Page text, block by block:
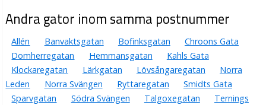
Andra gator inom samma postnummer
Allén Banvaktsgatan Bofinksgatan
Chroons Gata
Domherregatan
Hemmansgatan
Kahls Gata
Klockaregatan
Lärkgatan Lövsångaregatan
Norra
Leden
Norra Svängen Ryttaregatan
Smidts Gata
Sparvgatan
Södra Svängen Talgoxegatan
Ternings